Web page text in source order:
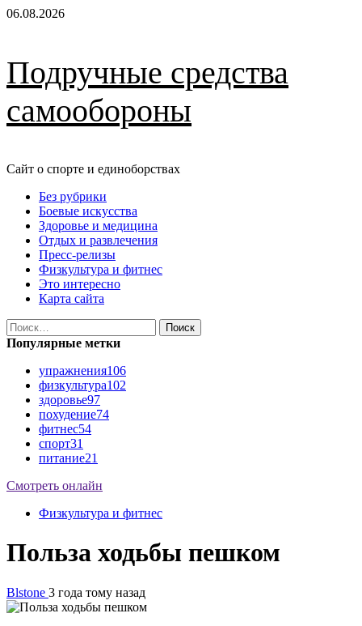
Перейти
06.08.2026
Подручные средства
самообороны
Сайт о спорте и единоборствах
Основное
меню
Без рубрики
Боевые искусства
Здоровье и медицина
Отдых и развлечения
Пресс-релизы
Физкультура и фитнес
Это интересно
Карта сайта
Найти:
Популярные метки
упражнения106
физкультура102
здоровье97
похудение74
фитнес54
спорт31
питание21
Смотреть онлайн
Физкультура и фитнес
Польза ходьбы пешком
Blstone 3 года тому назад